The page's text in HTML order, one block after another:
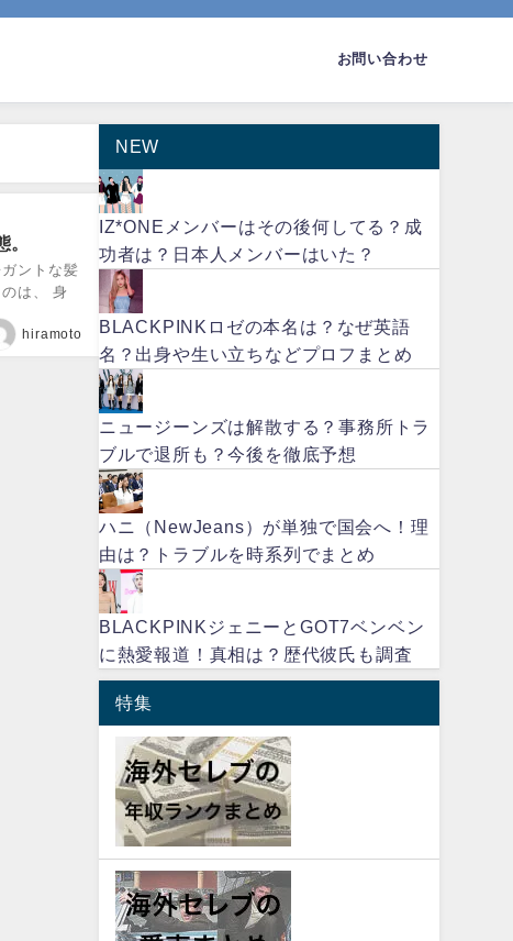
お問い合わせ
。
ントな髪
は、 身
hiramoto
NEW
IZ*ONEメンバーはその後何してる？成
功者は？日本人メンバーはいた？
BLACKPINKロゼの本名は？なぜ英語
名？出身や生い立ちなどプロフまとめ
ニュージーンズは解散する？事務所トラ
ブルで退所も？今後を徹底予想
ハニ（NewJeans）が単独で国会へ！理
由は？トラブルを時系列でまとめ
BLACKPINKジェニーとGOT7ベンベン
に熱愛報道！真相は？歴代彼氏も調査
特集